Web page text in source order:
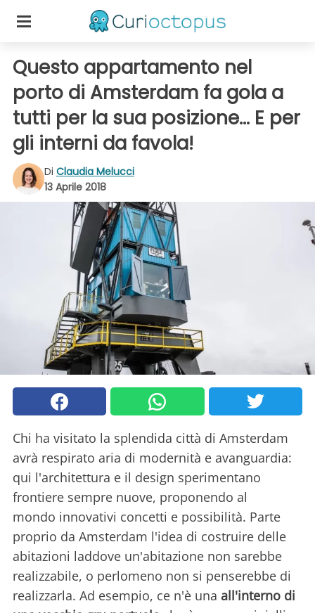
Questo appartamento nel
porto di Amsterdam fa gola a
tutti per la sua posizione... E per
gli interni da favola!
Di Claudia Melucci
13 Aprile 2018
Chi ha visitato la splendida città di Amsterdam
avrà respirato aria di modernità e avanguardia:
qui l'architettura e il design sperimentano
frontiere sempre nuove, proponendo al
mondo innovativi concetti e possibilità. Parte
proprio da Amsterdam l'idea di costruire delle
abitazioni laddove un'abitazione non sarebbe
realizzabile, o perlomeno non si penserebbe di
realizzarla. Ad esempio, ce n'è una all'interno di